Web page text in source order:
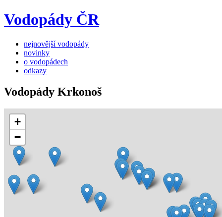
Vodopády ČR
nejnovější vodopády
novinky
o vodopádech
odkazy
Vodopády Krkonoš
+
−